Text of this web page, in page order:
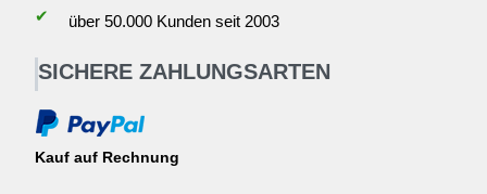
✔
über 50.000 Kunden seit 2003
SICHERE ZAHLUNGSARTEN
Kauf auf Rechnung